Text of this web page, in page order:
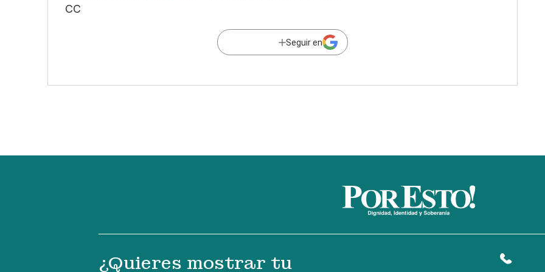
CC
Seguir en
¿Quieres mostrar tu